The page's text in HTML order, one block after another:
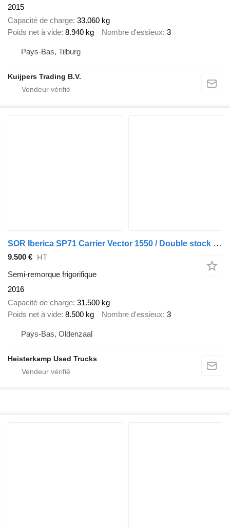
2015
Capacité de charge 33.060 kg
Poids net à vide 8.940 kg Nombre d'essieux 3
Pays-Bas, Tilburg
Kuijpers Trading B.V.
SOR Iberica SP71 Carrier Vector 1550 / Double stock / Rollerbed / BP
9.500 € HT
Semi-remorque frigorifique
2016
Capacité de charge 31.500 kg
Poids net à vide 8.500 kg Nombre d'essieux 3
Pays-Bas, Oldenzaal
Heisterkamp Used Trucks